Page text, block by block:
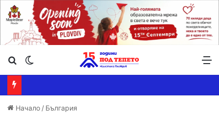
Търсене ...
Начало / България